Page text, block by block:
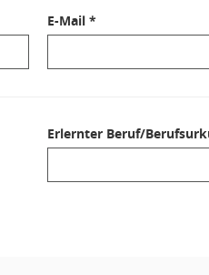
E-Mail *
Erlernter Beruf/